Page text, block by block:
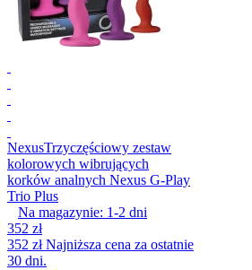
NexusTrzyczęściowy zestaw
kolorowych wibrujących
korków analnych Nexus G-Play
Trio Plus
Na magazynie: 1-2 dni
352 zł
352 złNajniższa cena za ostatnie
30 dni.